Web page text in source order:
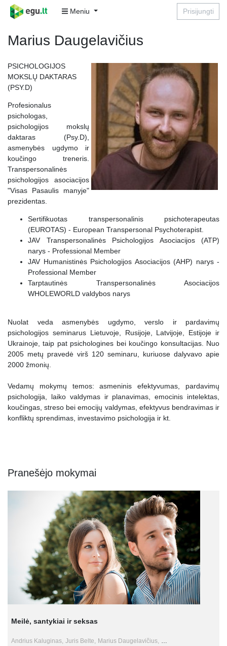
Meniu Prisijungti
Marius Daugelavičius
PSICHOLOGIJOS
MOKSLŲ DAKTARAS
(PSY.D)
Profesionalus
psichologas,
psichologijos mokslų
daktaras (Psy.D),
asmenybės ugdymo ir
koučingo treneris.
Transpersonalinės
psichologijos asociacijos
"Visas Pasaulis manyje"
prezidentas.
Sertifikuotas transpersonalinis psichoterapeutas
(EUROTAS) - European Transpersonal Psychoterapist.
JAV Transpersonalinės Psichologijos Asociacijos (ATP)
narys - Professional Member
JAV Humanistinės Psichologijos Asociacijos (AHP) narys -
Professional Member
Tarptautinės Transpersonalinės Asociacijos
WHOLEWORLD valdybos narys
Nuolat veda asmenybės ugdymo, verslo ir pardavimų
psichologijos seminarus Lietuvoje, Rusijoje, Latvijoje, Estijoje ir
Ukrainoje, taip pat psichologines bei koučingo konsultacijas. Nuo
2005 metų pravedė virš 120 seminaru, kuriuose dalyvavo apie
2000 žmonių.
Vedamų mokymų temos: asmeninis efektyvumas, pardavimų
psichologija, laiko valdymas ir planavimas, emocinis intelektas,
koučingas, streso bei emocijų valdymas, efektyvus bendravimas ir
konfliktų sprendimas, investavimo psichologija ir kt.
Pranešėjo mokymai
Meilė, santykiai ir seksas
Andrius Kaluginas, Juris Belte, Marius Daugelavičius,